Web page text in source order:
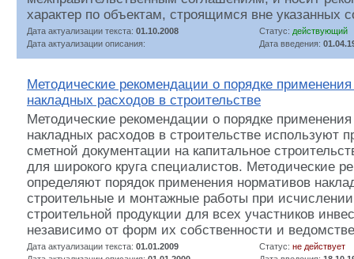
характер по объектам, строящимся вне указанных
Дата актуализации текста: 01.10.2008 Статус: действующий
Дата актуализации описания:
Дата введения:
Методические рекомендации о порядке
накладных расходов в строительстве
Методические рекомендации о порядке
накладных расходов в строительстве используют
сметной документации на капитальное
для широкого круга специалистов. Методические
определяют порядок применения нормативов
строительные и монтажные работы при
строительной продукции для всех участников
независимо от форм их собственности и
Дата актуализации текста: 01.01.2009 Статус: не действует